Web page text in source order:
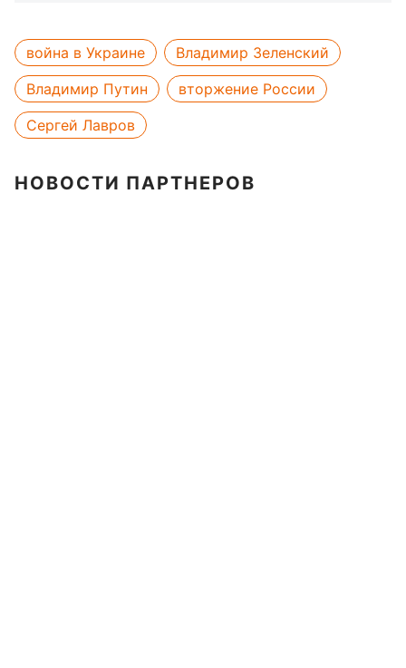
война в Украине
Владимир Зеленский
Владимир Путин
вторжение России
Сергей Лавров
НОВОСТИ ПАРТНЕРОВ